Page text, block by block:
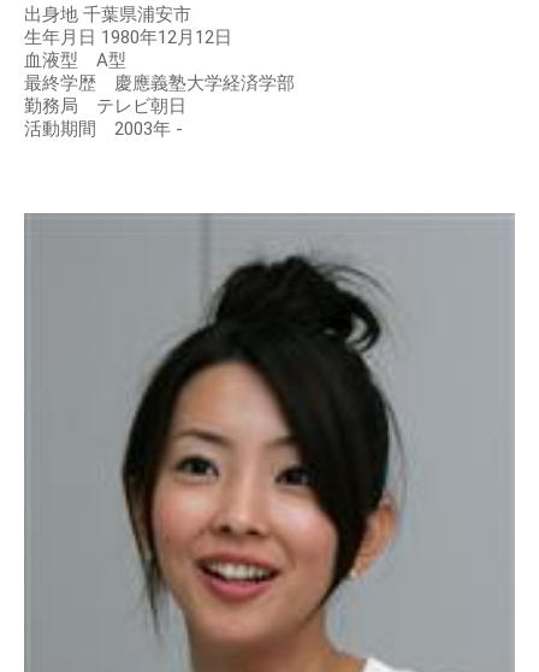
出身地 千葉県浦安市
生年月日 1980年12月12日
血液型 A型
最終学歴 慶應義塾大学経済学部
勤務局 テレビ朝日
活動期間 2003年 -